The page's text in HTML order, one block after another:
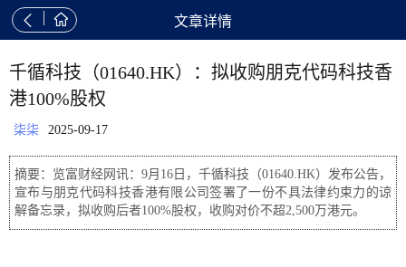
  文章详情
千循科技（01640.HK）：拟收购朋克代码科技香
港100%股权
柒柒 2025-09-17
摘要：览富财经网讯：9月16日，千循科技（01640.HK）发布公告，
宣布与朋克代码科技香港有限公司签署了一份不具法律约束力的谅
解备忘录，拟收购后者100%股权，收购对价不超2,500万港元。